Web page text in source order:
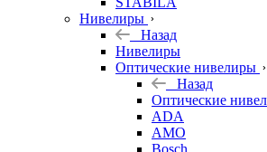
Нивелиры
Назад
Нивелиры
Оптические нивелиры
Назад
Оптические
ADA
AMO
Bosch